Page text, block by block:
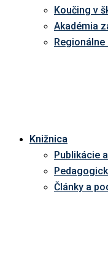
Koučing v
Akadémia
Knižnica
Publikácie
Články a